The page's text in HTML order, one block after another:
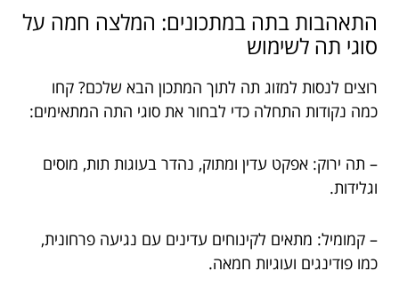
התאהבות בתה במתכונים: המלצה חמה על
סוגי תה לשימוש
רוצים לנסות למזוג תה לתוך המתכון הבא שלכם? קחו
כמה נקודות התחלה כדי לבחור את סוגי התה המתאימים:
– תה ירוק: אפקט עדין ומתוק, נהדר בעוגות תות, מוסים
וגלידות.
– קמומיל: מתאים לקינוחים עדינים עם נגיעה פרחונית,
כמו פודינגים ועוגיות חמאה.